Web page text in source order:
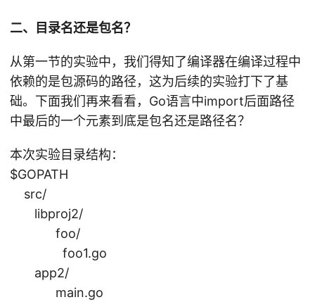
h0
00
0g
n/
T
/g
o-
b
ui
ld
95
xr
m
n
x
x6
xc
4
U
se
rs
/t
on
y/
T
es
t/
G
p
kg
te
st
/s
/
U
se
rs
/t
/\
bj
/e
xe
/a
ut
-L
p1
m
v
二、目录名还是包名？
从第一节的实验中，我们得知了编译器在编译过程中
依赖的是包源码的路径，这为后续的实验打下了基
础。下面我们再来看看，Go语言中import后面路径
中最后的一个元素到底是包名还是路径名？
本次实验目录结构：
$GOPATH
src/
libproj2/
foo/
foo1.go
app2/
main.go